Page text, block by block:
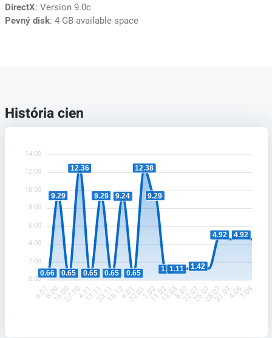
DirectX: Version 9.0c
Pevný disk: 4 GB available space
História cien
14.00
12.00
10.00
8.00
6.00
4.00
2.00
0.00
0.66
9.29
0.65
12.36
0.65
9.29
0.65
9.24
0.65
12.38
9.29
1.11.11 1.42
4.92 4.92
6.07.8.09.16.09.27.10.4.11.17.11.23.11.18.12.4.01.22.01.2.02.11.02.12.03.8.07.22.07.25.07.28.07.31.07.4.08.7.08.